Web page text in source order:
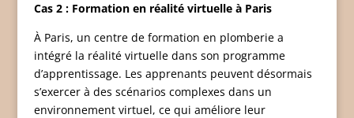
Cas 2 : Formation en réalité virtuelle à Paris
À Paris, un centre de formation en plomberie a
intégré la réalité virtuelle dans son programme
d’apprentissage. Les apprenants peuvent désormais
s’exercer à des scénarios complexes dans un
environnement virtuel, ce qui améliore leur